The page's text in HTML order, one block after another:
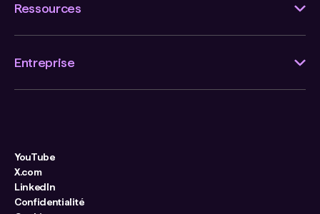
Ressources
Entreprise
YouTube
X.com
LinkedIn
Confidentialité